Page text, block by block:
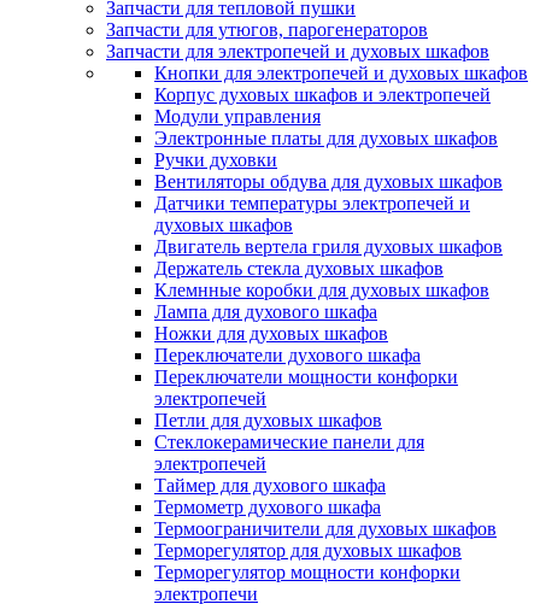
Запчасти для тепловой пушки
Запчасти для утюгов, парогенераторов
Запчасти для электропечей и духовых шкафов
Кнопки для электропечей и духовых шкафов
Корпус духовых шкафов и электропечей
Модули управления
Электронные платы для духовых шкафов
Ручки духовки
Вентиляторы обдува для духовых шкафов
Датчики температуры электропечей и
духовых шкафов
Двигатель вертела гриля духовых шкафов
Держатель стекла духовых шкафов
Клемнные коробки для духовых шкафов
Лампа для духового шкафа
Ножки для духовых шкафов
Переключатели духового шкафа
Переключатели мощности конфорки
электропечей
Петли для духовых шкафов
Стеклокерамические панели для
электропечей
Таймер для духового шкафа
Термометр духового шкафа
Термоограничители для духовых шкафов
Терморегулятор для духовых шкафов
Терморегулятор мощности конфорки
электропечи